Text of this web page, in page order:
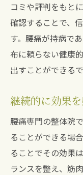
コミや評判をもと
確認することで、
す。腰痛が持病で
布に頼らない健康
出すことができるで
継続的に効果
腰痛専門の整体院
ることができる場
ることでその効果
ランスを整え、筋